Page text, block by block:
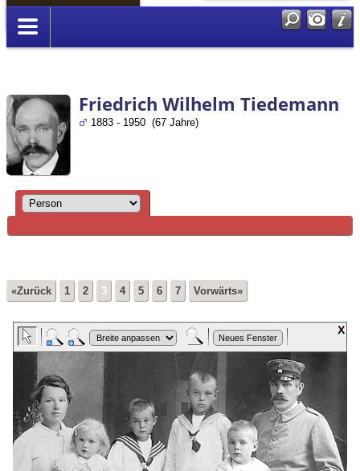
Anmelden
Friedrich Wilhelm Tiedemann
1883 - 1950 (67 Jahre)
«Zurück 1 2 3 4 5 6 7 Vorwärts»